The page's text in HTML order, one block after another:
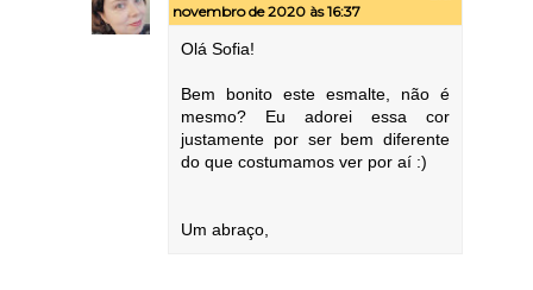
novembro de 2020 às 16:37
Olá Sofia!
Bem bonito este esmalte, não é
mesmo? Eu adorei essa cor
justamente por ser bem diferente
do que costumamos ver por aí :)
Um abraço,